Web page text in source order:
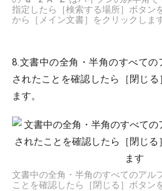
指定したら［検索する場所］ボタン
から［メイン文書］をクリックしま
8.文書中の全角・半角のすべて
されたことを確認したら［閉じ
ます。
文書中の全角・半角のすべてのアル
ことを確認したら［閉じる］ボタン